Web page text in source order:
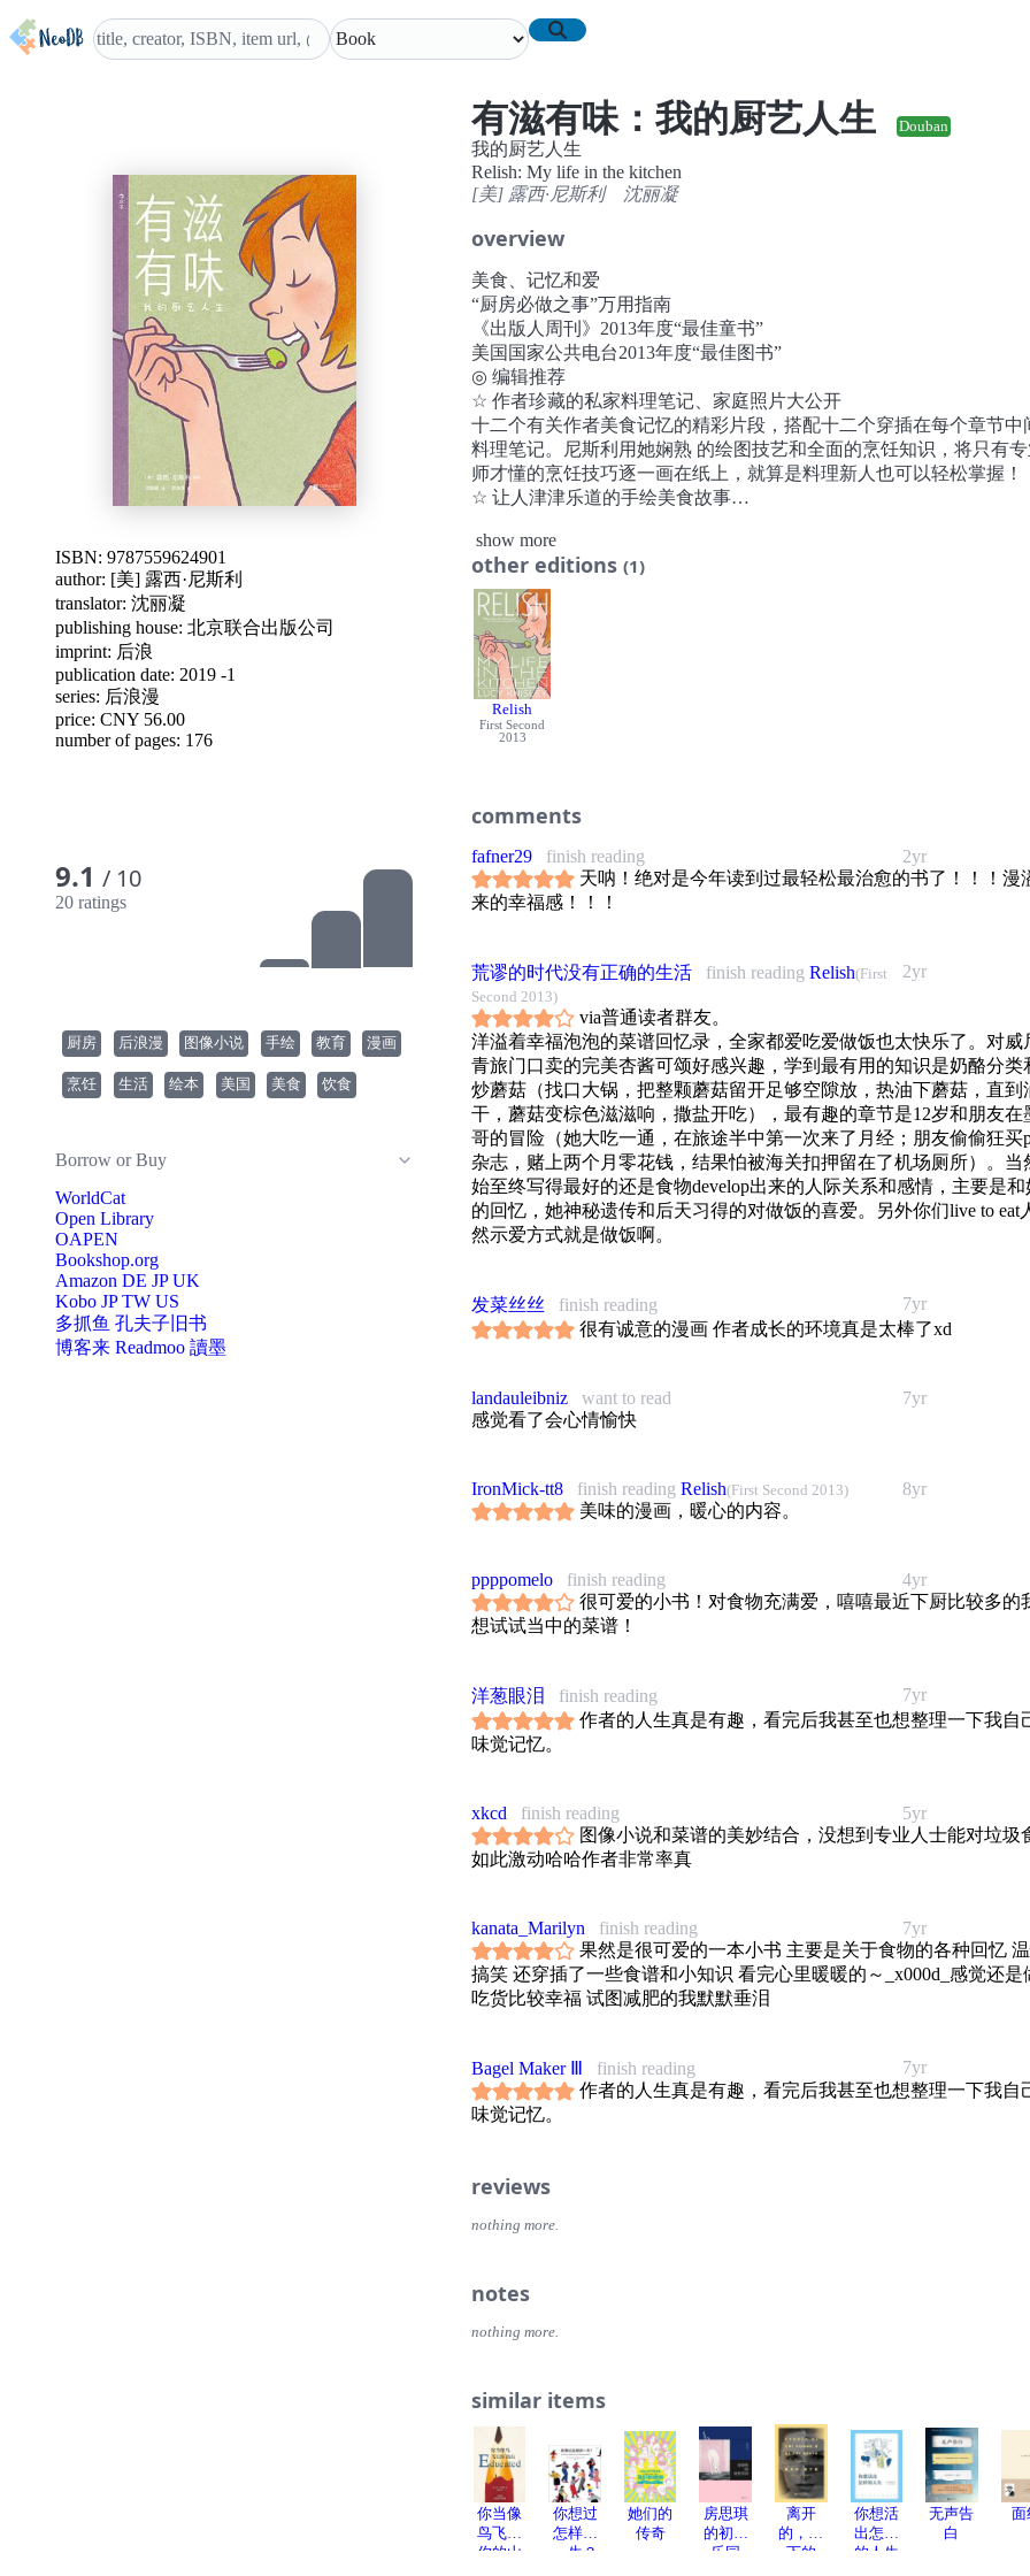
有滋有味：我的厨艺人生
Douban
ISBN: 9787559624901
author: [美] 露西·尼斯利
translator: 沈丽凝
publishing house: 北京联合出版公司
imprint: 后浪
publication date: 2019 -1
series: 后浪漫
price: CNY 56.00
number of pages: 176
9.1 / 10
20 ratings
厨房 后浪漫 图像小说 手绘 教育 漫画
烹饪 生活 绘本 美国 美食 饮食
Borrow or Buy
WorldCat
Open Library
OAPEN
Bookshop.org
Amazon DE JP UK
Kobo JP TW US
多抓鱼 孔夫子旧书
博客来 Readmoo 讀墨
我的厨艺人生
Relish: My life in the kitchen
[美] 露西·尼斯利
沈丽凝
overview
美食、记忆和爱
“厨房必做之事”万用指南
《出版人周刊》2013年度“最佳童书”
美国国家公共电台2013年度“最佳图书”
◎ 编辑推荐
☆ 作者珍藏的私家料理笔记、家庭照片大公开
十二个有关作者美食记忆的精彩片段，搭配十二个穿插在每个章节中
料理笔记。尼斯利用她娴熟 的绘图技艺和全面的烹饪知识，将只有
师才懂的烹饪技巧逐一画在纸上，就算是料理新人也可以轻松掌握！
☆ 让人津津乐道的手绘美食故事
腌渍羔羊肉的私家秘方关键在于蜂蜜？
到了罗马还想吃汉堡薯条怎么办？
距离成为“奶酪达人”还差几种常识需要了解？
墨西哥除了辣味棒棒糖居然还有……
想得到的日常美食和想不到的寻味趣闻在此一并奉上！
☆ 美国各大媒体争相推荐，只为将这封为烹饪和饮食书写的情书送给
位热爱生活的食客。
◎ 内容简介
无论是她为了做出完美的可颂面包，翻来覆去地折磨自己，还是她倾
食而书写的彩色情书中，尼斯利呈现了她个人经历中所见到的斑斓美
常饮食是应该被人们感恩且珍惜的，它与人类身体机能及感官有着密
分的联系。这些有关烹饪、饮食、生活方式，以及尼斯利珍藏的料理
一并展示在她娴熟、全面且迷人的手绘记忆中。
部有关“厨房必做之事”的万用指南。放下一切，去享受烹饪的乐趣吧。
—— 艾莉森·贝克德尔，《欢乐之家》作者
她用自己特有的明快、可爱的绘图风格为我们带来了一部温情暖暖的
故事。
—— 美国国家公共电台
尼斯利在每个章节蕞后，都为我们奉献了一份手绘料理笔记（巧克力
饼干！罗勒青酱！桑格利亚汽酒！）。她的语言就像她的图画一样，
且清晰。
——《纽约时报》
露西·尼斯利将漫画带上了餐桌。
——《今日美国》
◎ 获奖记录
★ 美国国家公共电台2013年度“最佳图书”
show more
other editions (1)
Relish
First Second
2013
comments
2yr
fafner29
finish reading
天呐！绝对是今年读到过最轻松最治愈的书了！！！漫
来的幸福感！！！
2yr
荒谬的时代没有正确的生活 finish reading Relish(First
Second 2013)
via普通读者群友。
洋溢着幸福泡泡的菜谱回忆录，全家都爱吃爱做饭也太快乐了。对威
青旅门口卖的完美杏酱可颂好感兴趣，学到最有用的知识是奶酪分类
炒蘑菇（找口大锅，把整颗蘑菇留开足够空隙放，热油下蘑菇，直到
干，蘑菇变棕色滋滋响，撒盐开吃），最有趣的章节是12岁和朋友在
哥的冒险（她大吃一通，在旅途半中第一次来了月经；朋友偷偷狂买
杂志，赌上两个月零花钱，结果怕被海关扣押留在了机场厕所）。当
始至终写得最好的还是食物develop出来的人际关系和感情，主要是和
的回忆，她神秘遗传和后天习得的对做饭的喜爱。另外你们live to eat
然示爱方式就是做饭啊。
7yr
发菜丝丝
finish reading
很有诚意的漫画 作者成长的环境真是太棒了xd
7yr
landauleibniz
want to read
感觉看了会心情愉快
8yr
IronMick-tt8 finish reading Relish(First Second 2013)
美味的漫画，暖心的内容。
4yr
ppppomelo
finish reading
很可爱的小书！对食物充满爱，嘻嘻最近下厨比较多的
想试试当中的菜谱！
7yr
洋葱眼泪
finish reading
作者的人生真是有趣，看完后我甚至也想整理一下我自
味觉记忆。
5yr
xkcd
finish reading
图像小说和菜谱的美妙结合，没想到专业人士能对垃圾
如此激动哈哈作者非常率真
7yr
kanata_Marilyn
finish reading
果然是很可爱的一本小书 主要是关于食物的各种回忆 温
搞笑 还穿插了一些食谱和小知识 看完心里暖暖的～_x000d_感觉还是
吃货比较幸福 试图减肥的我默默垂泪
7yr
Bagel Maker Ⅲ
finish reading
作者的人生真是有趣，看完后我甚至也想整理一下我自
味觉记忆。
reviews
nothing more.
notes
nothing more.
similar items
你当像
鸟飞往
你的山
你想过
怎样的
一生？
她们的
传奇
房思琪
的初恋
乐园
离开
的，留
下的
你想活
出怎样
的人生
无声告
白
面